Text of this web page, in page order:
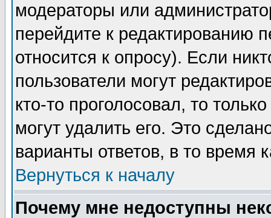
модераторы или
перейдите к редактированию
относится к опросу). Если
пользователи могут
кто-то проголосовал, то
могут удалить его. Это
варианты ответов, в то время
Вернуться к началу
Почему мне недоступны